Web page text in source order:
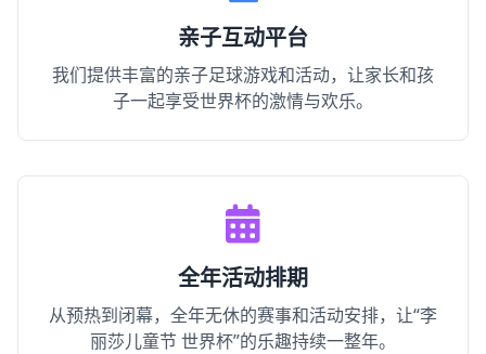
亲子互动平台
我们提供丰富的亲子足球游戏和活动，让家长和孩
子一起享受世界杯的激情与欢乐。
全年活动排期
从预热到闭幕，全年无休的赛事和活动安排，让“李
丽莎儿童节 世界杯”的乐趣持续一整年。